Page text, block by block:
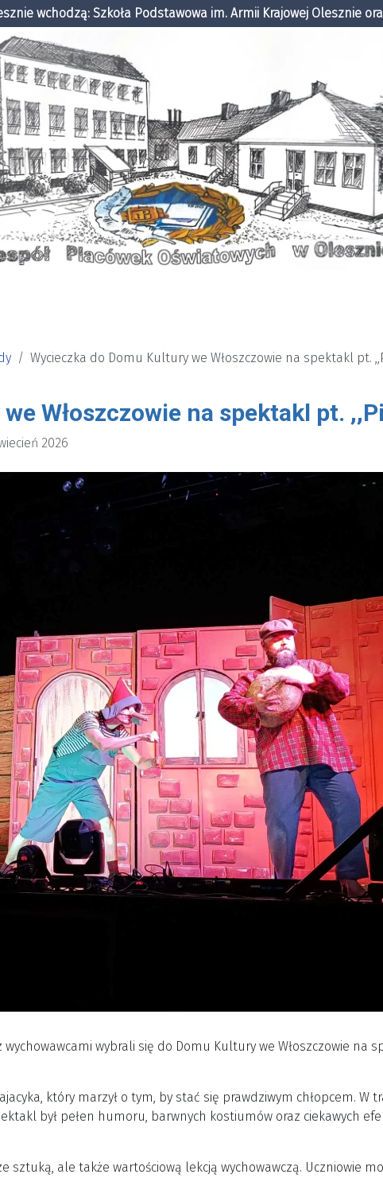
Wycieczka do Domu Kultury we Włoszczowie na spektakl pt.
Włoszczowie na spektakl pt.
2026
wybrali się do Domu Kultury we Włoszczowie na
który marzył o tym, by stać się prawdziwym chłopcem. W
był pełen humoru, barwnych kostiumów oraz ciekawych
ale także wartościową lekcją wychowawczą. Uczniowie
wchodzą: Szkoła Podstawowa im. Armii Krajowej Olesznie